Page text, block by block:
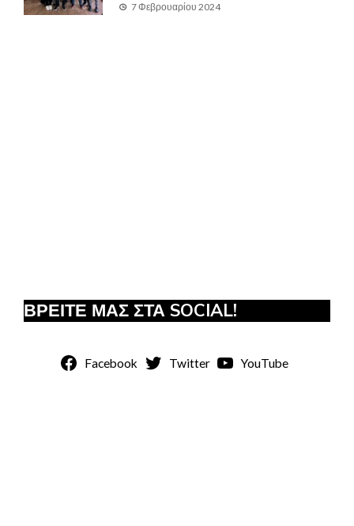
7 Φεβρουαρίου 2024
ΒΡΕΙΤΕ ΜΑΣ ΣΤΑ SOCIAL!
Facebook Twitter YouTube